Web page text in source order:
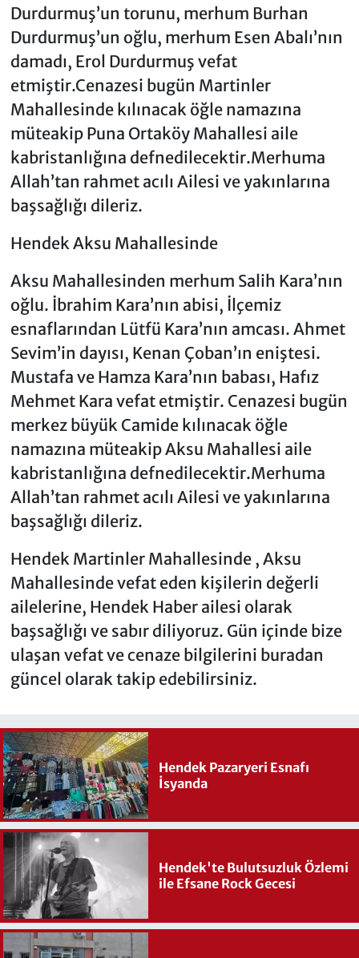
Durdurmuş’un torunu, merhum Burhan
Durdurmuş’un oğlu, merhum Esen Abalı’nın
damadı, Erol Durdurmuş vefat
etmiştir.Cenazesi bugün Martinler
Mahallesinde kılınacak öğle namazına
müteakip Puna Ortaköy Mahallesi aile
kabristanlığına defnedilecektir.Merhuma
Allah’tan rahmet acılı Ailesi ve yakınlarına
başsağlığı dileriz.
Hendek Aksu Mahallesinde
Aksu Mahallesinden merhum Salih Kara’nın
oğlu. İbrahim Kara’nın abisi, İlçemiz
esnaflarından Lütfü Kara’nın amcası. Ahmet
Sevim’in dayısı, Kenan Çoban’ın eniştesi.
Mustafa ve Hamza Kara’nın babası, Hafız
Mehmet Kara vefat etmiştir. Cenazesi bugün
merkez büyük Camide kılınacak öğle
namazına müteakip Aksu Mahallesi aile
kabristanlığına defnedilecektir.Merhuma
Allah’tan rahmet acılı Ailesi ve yakınlarına
başsağlığı dileriz.
Hendek Martinler Mahallesinde , Aksu
Mahallesinde vefat eden kişilerin değerli
ailelerine, Hendek Haber ailesi olarak
başsağlığı ve sabır diliyoruz. Gün içinde bize
ulaşan vefat ve cenaze bilgilerini buradan
güncel olarak takip edebilirsiniz.
Hendek Pazaryeri Esnafı
İsyanda
Hendek'te Bulutsuzluk Özlemi
ile Efsane Rock Gecesi